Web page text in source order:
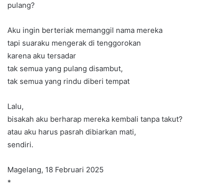
pulang?
Aku ingin berteriak memanggil nama mereka
tapi suaraku mengerak di tenggorokan
karena aku tersadar
tak semua yang pulang disambut,
tak semua yang rindu diberi tempat
Lalu,
bisakah aku berharap mereka kembali tanpa takut?
atau aku harus pasrah dibiarkan mati,
sendiri.
Magelang, 18 Februari 2025
*